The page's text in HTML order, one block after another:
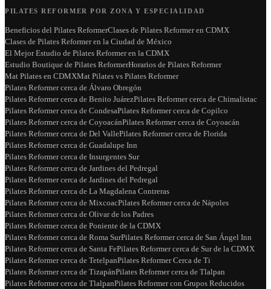
PILATES REFORMER POR ZONA Y ESPECIALIDAD
Beneficios del Pilates ReformerClases de Pilates Reformer en CDMX
Clases de Pilates Reformer en la Ciudad de México
El Mejor Estudio de Pilates Reformer en la CDMX
Estudio Boutique de Pilates ReformerHorarios de Pilates Reformer
Mat Pilates en CDMXMat Pilates vs Pilates Reformer
Pilates Reformer cerca de Álvaro Obregón
Pilates Reformer cerca de Benito JuárezPilates Reformer cerca de Chimalistac
Pilates Reformer cerca de CondesaPilates Reformer cerca de Copilco
Pilates Reformer cerca de CoyoacánPilates Reformer cerca de Coyoacán
Pilates Reformer cerca de Del VallePilates Reformer cerca de Florida
Pilates Reformer cerca de Guadalupe Inn
Pilates Reformer cerca de Insurgentes Sur
Pilates Reformer cerca de Jardines del Pedregal
Pilates Reformer cerca de Jardines del Pedregal
Pilates Reformer cerca de La Magdalena Contreras
Pilates Reformer cerca de MixcoacPilates Reformer cerca de Nápoles
Pilates Reformer cerca de Olivar de los Padres
Pilates Reformer cerca de Poniente de la CDMX
Pilates Reformer cerca de Roma SurPilates Reformer cerca de San Ángel Inn
Pilates Reformer cerca de Santa FePilates Reformer cerca de Sur de la CDMX
Pilates Reformer cerca de TetelpanPilates Reformer Cerca de Ti
Pilates Reformer cerca de TizapánPilates Reformer cerca de Tlalpan
Pilates Reformer cerca de TlalpanPilates Reformer con Grupos Reducidos